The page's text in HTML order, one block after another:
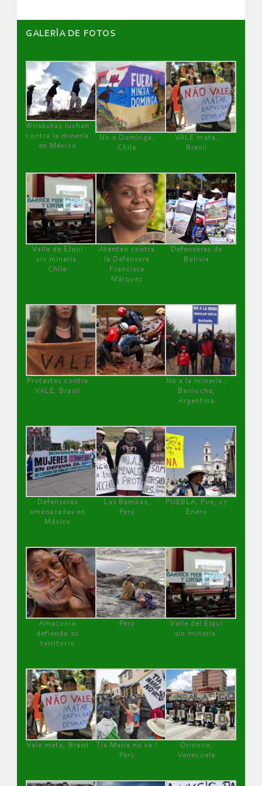
GALERÌA DE FOTOS
Wirakutas luchan
contra la minería
en México
No a Dominga,
Chile
VALE mata,
Brasil
Valle de Elqui
sin minería.
Chile
Atentan contra
la Defensora
Francisca
Márquez
Defensoras de
Bolivia
Protestas contra
VALE, Brasil
No a la minería ,
Bariloche,
Argentina
Defensoras
amenazadas en
México
Las Bambas,
Perú
PUEBLA, Pue, 27
Enero
Amazonía
defiende su
territorio
Perú
Valle del Elqui
sin minería.
Vale mata, Brasil
Tía María no va !
Perú
Orinoco,
Venezuela